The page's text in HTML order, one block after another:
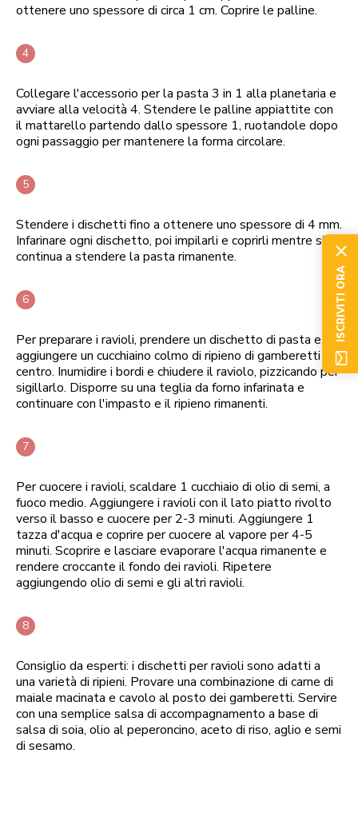
ottenere uno spessore di circa 1 cm. Coprire le palline.
Collegare l'accessorio per la pasta 3 in 1 alla planetaria e
avviare alla velocità 4. Stendere le palline appiattite con
il mattarello partendo dallo spessore 1, ruotandole dopo
ogni passaggio per mantenere la forma circolare.
Stendere i dischetti fino a ottenere uno spessore di 4 mm.
Infarinare ogni dischetto, poi impilarli e coprirli mentre si
continua a stendere la pasta rimanente.
Per preparare i ravioli, prendere un dischetto di pasta e
aggiungere un cucchiaino colmo di ripieno di gamberetti al
centro. Inumidire i bordi e chiudere il raviolo, pizzicando per
sigillarlo. Disporre su una teglia da forno infarinata e
continuare con l'impasto e il ripieno rimanenti.
Per cuocere i ravioli, scaldare 1 cucchiaio di olio di semi, a
fuoco medio. Aggiungere i ravioli con il lato piatto rivolto
verso il basso e cuocere per 2-3 minuti. Aggiungere 1
tazza d'acqua e coprire per cuocere al vapore per 4-5
minuti. Scoprire e lasciare evaporare l'acqua rimanente e
rendere croccante il fondo dei ravioli. Ripetere
aggiungendo olio di semi e gli altri ravioli.
Consiglio da esperti: i dischetti per ravioli sono adatti a
una varietà di ripieni. Provare una combinazione di carne di
maiale macinata e cavolo al posto dei gamberetti. Servire
con una semplice salsa di accompagnamento a base di
salsa di soia, olio al peperoncino, aceto di riso, aglio e semi
di sesamo.
ISCRIVITI ORA